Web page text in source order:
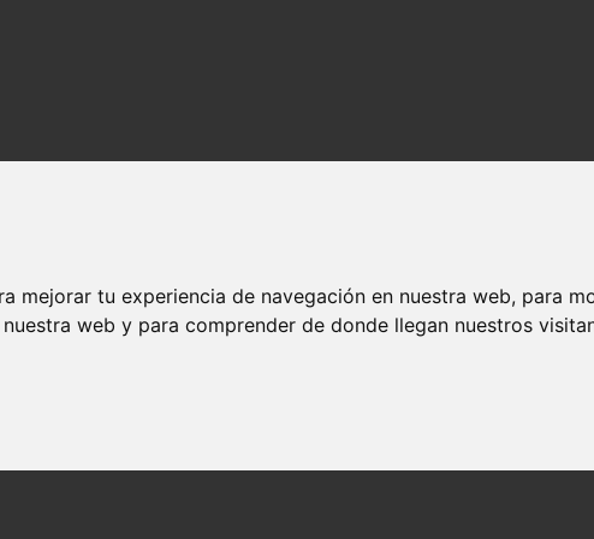
mejorar tu experiencia de navegación en nuestra web, para
web y para comprender de donde llegan nuestros